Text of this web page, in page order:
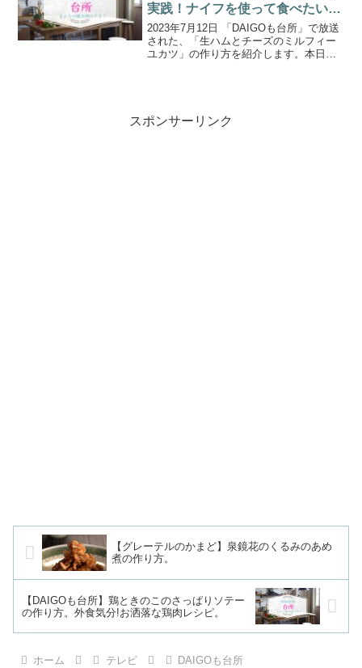
実践！ナイフを使って食べたい料
理。
2023年7月12日 「DAIGOも台所」で放送
された、「生ハムとチーズのミルフィー
ユカツ」の作り方を紹介します。本日の
スポンサーリンク
【グレーテルのかまど】泉鏡花のくるみのあめ
煮の作り方。
【DAIGOも台所】鶏ときのこのさっぱりソテー
の作り方。外食気分!お洒落な鶏肉レシピ。
ホーム テレビ DAIGOも台所